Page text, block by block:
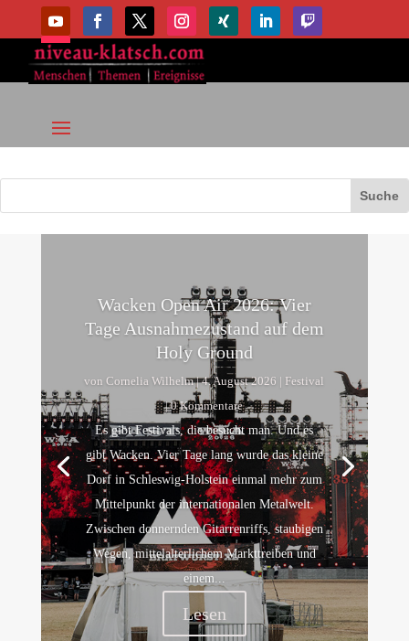
Wacken Open Air 2026: Vier
Tage Ausnahmezustand auf dem
Holy Ground
vonCornelia Wilhelm|4. August 2026 | Festival
| 0 Kommentare
Es gibt Festivals, die besucht man. Und es
gibt Wacken. Vier Tage lang wurde das kleine
Dorf in Schleswig-Holstein einmal mehr zum
Mittelpunkt der internationalen Metalwelt.
Zwischen donnernden Gitarrenriffs, staubigen
Wegen, mittelalterlichem Markttreiben und
einem...
Lesen